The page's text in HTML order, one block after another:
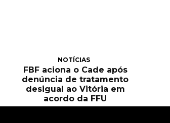
NOTÍCIAS
FBF aciona o Cade após
denúncia de tratamento
desigual ao Vitória em
acordo da FFU